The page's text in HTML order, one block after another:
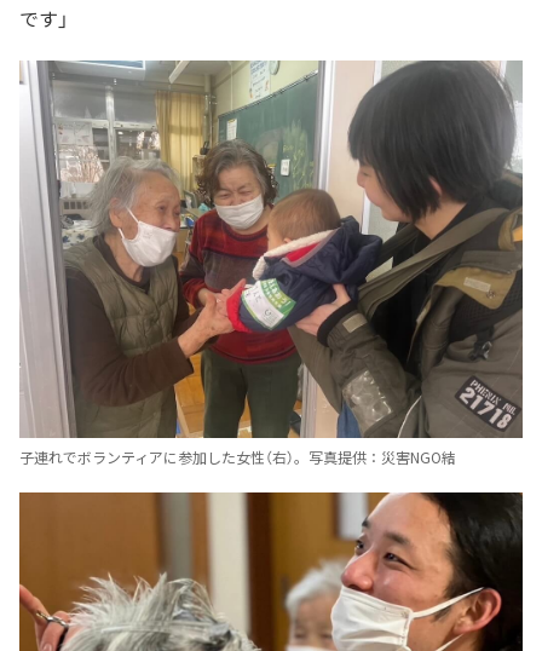
です」
子連れでボランティアに参加した女性（右）。写真提供：災害NGO結